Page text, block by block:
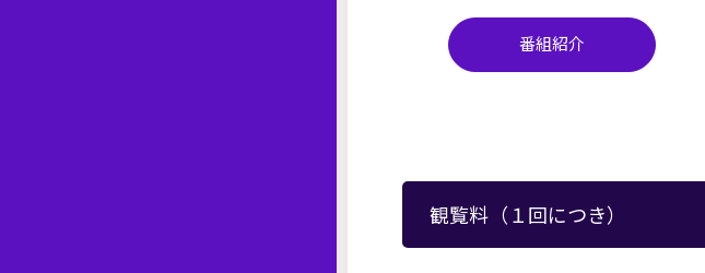
番組紹介
観覧料（１回につき）